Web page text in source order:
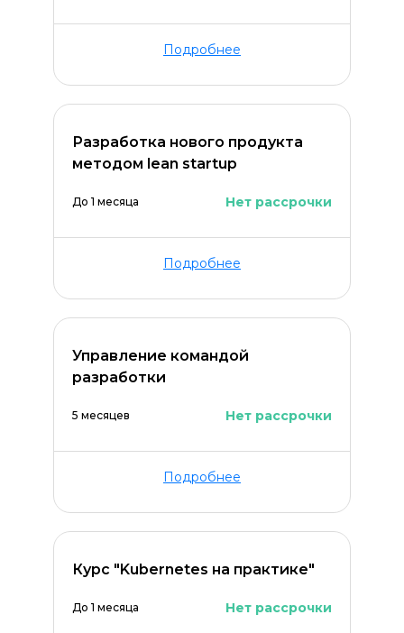
Подробнее
Разработка нового продукта
методом lean startup
До 1 месяца Нет рассрочки
Подробнее
Управление командой
разработки
5 месяцев Нет рассрочки
Подробнее
Курс "Kubernetes на практике"
До 1 месяца Нет рассрочки